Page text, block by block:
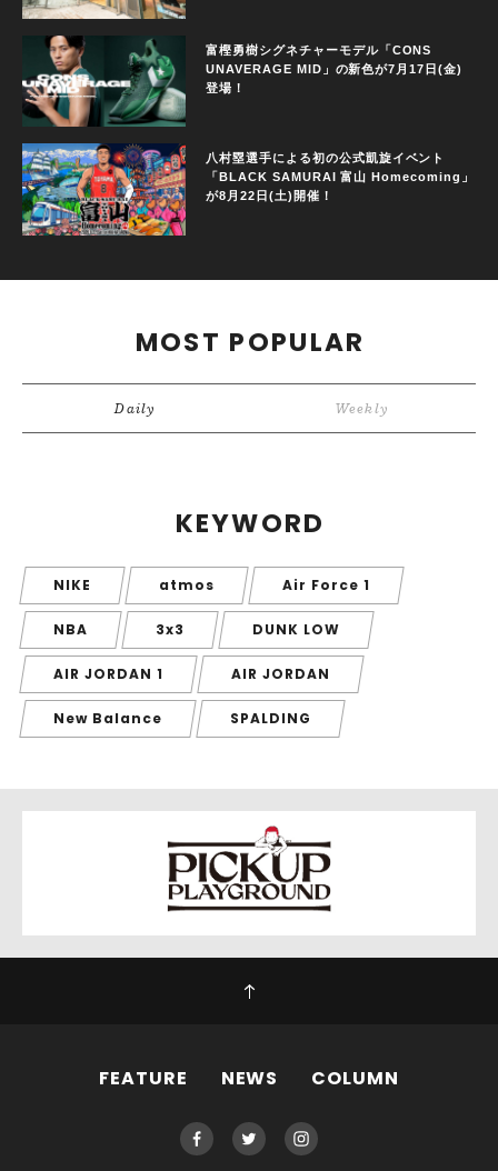
富樫勇樹シグネチャーモデル「CONS
UNAVERAGE MID」の新色が7月17日(金)
登場！
八村塁選手による初の公式凱旋イベント
「BLACK SAMURAI 富山 Homecoming」
が8月22日(土)開催！
MOST POPULAR
Daily Weekly
KEYWORD
NIKE atmos Air Force 1
NBA 3x3 DUNK LOW
AIR JORDAN 1 AIR JORDAN
New Balance SPALDING
FEATURE NEWS COLUMN